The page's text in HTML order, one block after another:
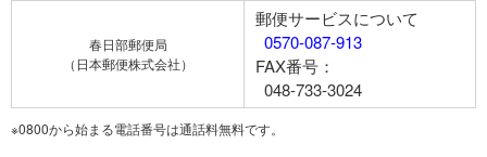
春日部郵便局
（日本郵便株式会社）
郵便サービスについて
0570-087-913
FAX番号：
048-733-3024
※0800から始まる電話番号は通話料無料です。